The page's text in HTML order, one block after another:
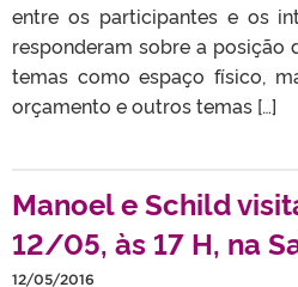
entre os participantes e os
responderam sobre a posição
temas como espaço físico,
orçamento e outros temas […]
Manoel e Schild
12/05, às 17 H, na
12/05/2016